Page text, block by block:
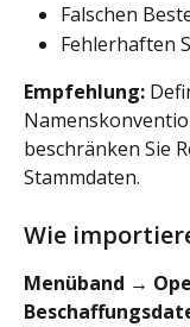
Falschen
Fehlerhaften
Empfehlung:
beschränken Sie
Stammdaten.
Wie
Menüband →